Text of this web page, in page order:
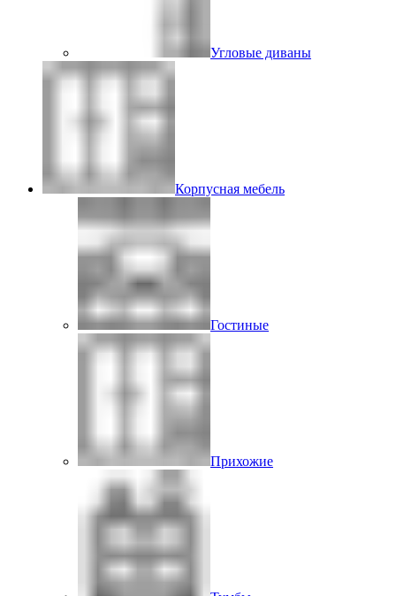
Угловые диваны
Корпусная мебель
Гостиные
Прихожие